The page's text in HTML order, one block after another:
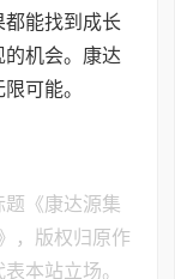
能找到成长
机会。康达
可能。
《康达源集
，版权归原作
本站立场。